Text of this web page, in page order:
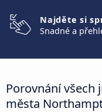
Najděte si
Snadné a
Porovnání všech
města